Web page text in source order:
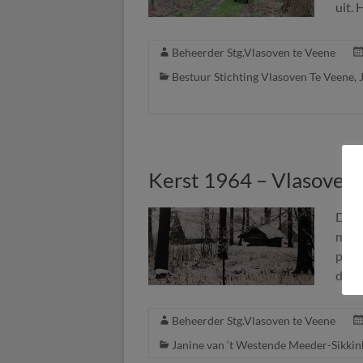
uit.
Beheerder Stg.Vlasoven te Veene
Bestuur Stichting Vlasoven Te Veene,
Kerst 1964 – Vlasoven
Dit
door
Beheerder Stg.Vlasoven te Veene
Janine van ‘t Westende Meeder-